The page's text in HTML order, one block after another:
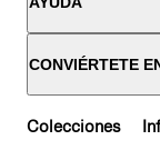
CONVIÉRTETE
Colecciones